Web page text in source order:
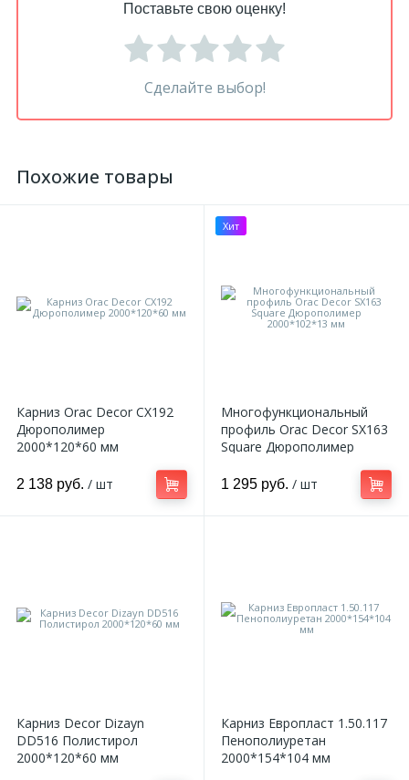
Поставьте свою оценку!
Сделайте выбор!
Похожие товары
Карниз Orac Decor CX192
Дюрополимер
2000*120*60 мм
2 138 руб. / шт
Хит
Многофункциональный
профиль Orac Decor SX163
Square Дюрополимер
1 295 руб. / шт
Карниз Decor Dizayn
DD516 Полистирол
2000*120*60 мм
Карниз Европласт 1.50.117
Пенополиуретан
2000*154*104 мм